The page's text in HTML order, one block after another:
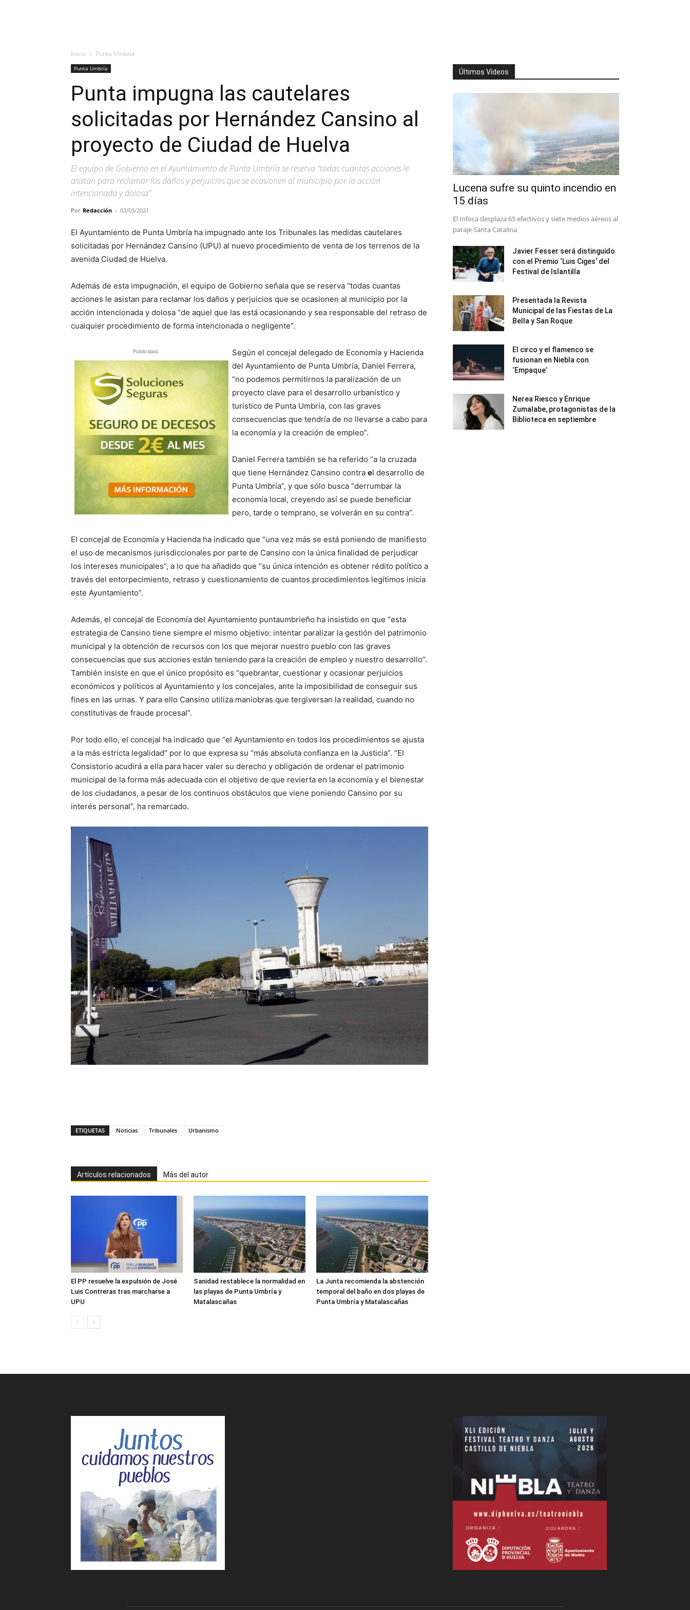
Inicio Punta Umbría
Punta Umbría
Punta impugna las cautelares
solicitadas por Hernández Cansino al
proyecto de Ciudad de Huelva
El equipo de Gobierno en el Ayuntamiento de Punta Umbría se reserva “todas cuantas acciones le
asistan para reclamar los daños y perjuicios que se ocasionen al municipio por la acción
intencionada y dolosa”
Por Redacción - 03/03/2021
El Ayuntamiento de Punta Umbría ha impugnado ante los Tribunales las medidas cautelares
solicitadas por Hernández Cansino (UPU) al nuevo procedimiento de venta de los terrenos de la
avenida Ciudad de Huelva.
Además de esta impugnación, el equipo de Gobierno señala que se reserva “todas cuantas
acciones le asistan para reclamar los daños y perjuicios que se ocasionen al municipio por la
acción intencionada y dolosa “de aquel que las está ocasionando y sea responsable del retraso de
cualquier procedimiento de forma intencionada o negligente”.
Publicidad.
Según el concejal delegado de Economía y Hacienda
del Ayuntamiento de Punta Umbría, Daniel Ferrera,
“no podemos permitirnos la paralización de un
proyecto clave para el desarrollo urbanístico y
turístico de Punta Umbría, con las graves
consecuencias que tendría de no llevarse a cabo para
la economía y la creación de empleo”.
Daniel Ferrera también se ha referido “a la cruzada
que tiene Hernández Cansino contra el desarrollo de
Punta Umbría”, y que sólo busca “derrumbar la
economía local, creyendo así se puede beneficiar
pero, tarde o temprano, se volverán en su contra”.
El concejal de Economía y Hacienda ha indicado que “una vez más se está poniendo de manifiesto
el uso de mecanismos jurisdiccionales por parte de Cansino con la única finalidad de perjudicar
los intereses municipales”, a lo que ha añadido que “su única intención es obtener rédito político a
través del entorpecimiento, retraso y cuestionamiento de cuantos procedimientos legítimos inicia
este Ayuntamiento”.
Además, el concejal de Economía del Ayuntamiento puntaumbrieño ha insistido en que “esta
estrategia de Cansino tiene siempre el mismo objetivo: intentar paralizar la gestión del patrimonio
municipal y la obtención de recursos con los que mejorar nuestro pueblo con las graves
consecuencias que sus acciones están teniendo para la creación de empleo y nuestro desarrollo”.
También insiste en que el único propósito es “quebrantar, cuestionar y ocasionar perjuicios
económicos y políticos al Ayuntamiento y los concejales, ante la imposibilidad de conseguir sus
fines en las urnas. Y para ello Cansino utiliza maniobras que tergiversan la realidad, cuando no
constitutivas de fraude procesal”.
Por todo ello, el concejal ha indicado que “el Ayuntamiento en todos los procedimientos se ajusta
a la más estricta legalidad” por lo que expresa su “más absoluta confianza en la Justicia”. “El
Consistorio acudirá a ella para hacer valer su derecho y obligación de ordenar el patrimonio
municipal de la forma más adecuada con el objetivo de que revierta en la economía y el bienestar
de los ciudadanos, a pesar de los continuos obstáculos que viene poniendo Cansino por su
interés personal”, ha remarcado.
ETIQUETAS Noticias Tribunales Urbanismo
Artículos relacionados Más del autor
El PP resuelve la expulsión de José
Luis Contreras tras marcharse a
UPU
Sanidad restablece la normalidad en
las playas de Punta Umbría y
Matalascañas
La Junta recomienda la abstención
temporal del baño en dos playas de
Punta Umbría y Matalascañas
Últimos Vídeos
Lucena sufre su quinto incendio en
15 días
El Infoca desplaza 65 efectivos y siete medios aéreos al
paraje Santa Catalina
Javier Fesser será distinguido
con el Premio ‘Luis Ciges’ del
Festival de Islantilla
Presentada la Revista
Municipal de las Fiestas de La
Bella y San Roque
El circo y el flamenco se
fusionan en Niebla con
‘Empaque’
Nerea Riesco y Enrique
Zumalabe, protagonistas de la
Biblioteca en septiembre